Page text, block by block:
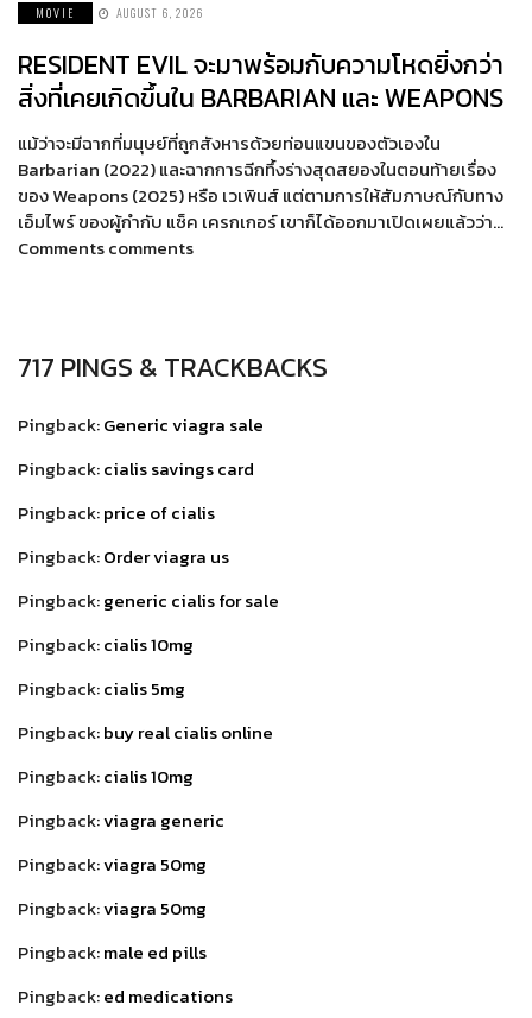
MOVIE AUGUST 6, 2026
RESIDENT EVIL จะมาพร้อมกับความโหดยิ่งกว่า
สิ่งที่เคยเกิดขึ้นใน BARBARIAN และ WEAPONS
แม้ว่าจะมีฉากที่มนุษย์ที่ถูกสังหารด้วยท่อนแขนของตัวเองใน
Barbarian (2022) และฉากการฉีกทึ้งร่างสุดสยองในตอนท้ายเรื่อง
ของ Weapons (2025) หรือ เวเพินส์ แต่ตามการให้สัมภาษณ์กับทาง
เอ็มไพร์ ของผู้กำกับ แซ็ค เครกเกอร์ เขาก็ได้ออกมาเปิดเผยแล้วว่า…
Comments comments
717 PINGS & TRACKBACKS
Pingback:Generic viagra sale
Pingback:cialis savings card
Pingback:price of cialis
Pingback:Order viagra us
Pingback:generic cialis for sale
Pingback:cialis 10mg
Pingback:cialis 5mg
Pingback:buy real cialis online
Pingback:cialis 10mg
Pingback:viagra generic
Pingback:viagra 50mg
Pingback:viagra 50mg
Pingback:male ed pills
Pingback:ed medications